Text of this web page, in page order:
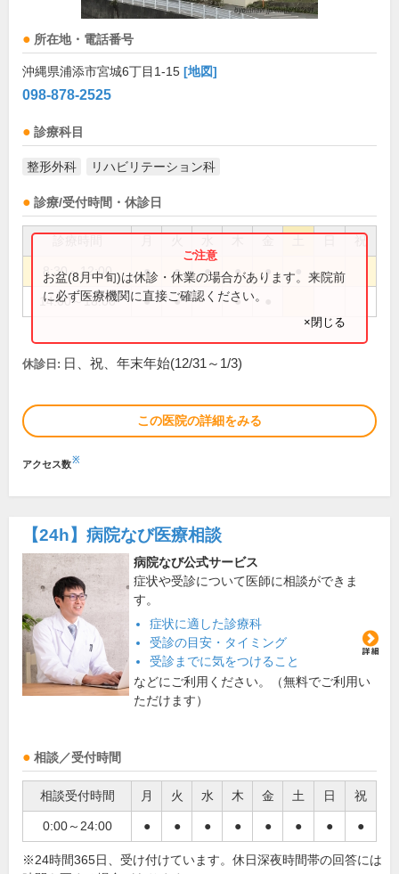
所在地・電話番号
沖縄県浦添市宮城6丁目1-15 [地図]
098-878-2525
診療科目
整形外科 リハビリテーション科
診療/受付時間・休診日
祝
8:30～12:00 ● ● ● ● ●
14:00～18:00 ● ● ●
お盆(8月中旬)は休診・休業の場合があります。来院前
に必ず医療機関に直接ご確認ください。
×閉じる
休診日: 日、祝、年末年始(12/31～1/3)
この医院の詳細をみる
アクセス数※
【24h】 病院なび医療相談
病院なび公式サービス
症状や受診について医師に相談ができま
す。
症状に適した診療科
受診の目安・タイミング
受診までに気をつけること
などにご利用ください。（無料でご利用い
ただけます）
相談／受付時間
相談受付時間 月 火 水 木 金 土 日 祝
0:00～24:00 ● ● ● ● ● ● ● ●
※24時間365日、受け付けています。休日深夜時間帯の回答には